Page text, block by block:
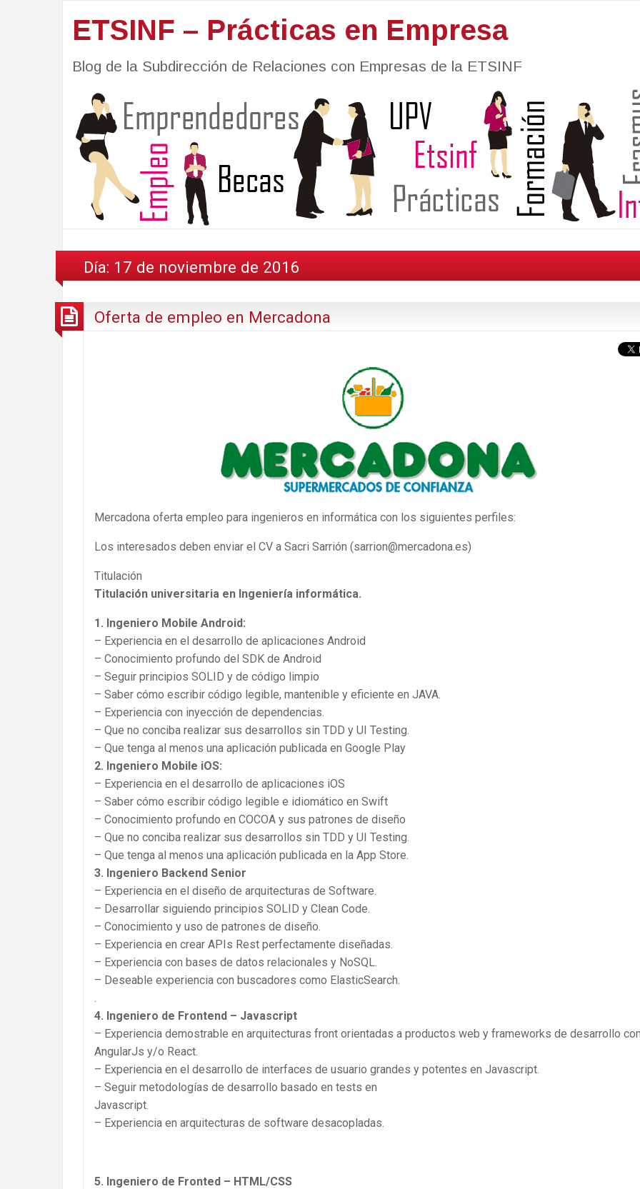
ETSINF – Prácticas en Empresa
Blog de la Subdirección de Relaciones con Empresas de la ETSINF
Día: 17 de noviembre de 2016
Oferta de empleo en Mercadona
Mercadona oferta empleo para ingenieros en informática con los siguientes perfiles:
Los interesados deben enviar el CV a Sacri Sarrión (sarrion@mercadona.es)
Titulación
Titulación universitaria en Ingeniería informática.
1. Ingeniero Mobile Android:
– Experiencia en el desarrollo de aplicaciones Android
– Conocimiento profundo del SDK de Android
– Seguir principios SOLID y de código limpio
– Saber cómo escribir código legible, mantenible y eficiente en JAVA.
– Experiencia con inyección de dependencias.
– Que no conciba realizar sus desarrollos sin TDD y UI Testing.
– Que tenga al menos una aplicación publicada en Google Play
2. Ingeniero Mobile iOS:
– Experiencia en el desarrollo de aplicaciones iOS
– Saber cómo escribir código legible e idiomático en Swift
– Conocimiento profundo en COCOA y sus patrones de diseño
– Que no conciba realizar sus desarrollos sin TDD y UI Testing.
– Que tenga al menos una aplicación publicada en la App Store.
3. Ingeniero Backend Senior
– Experiencia en el diseño de arquitecturas de Software.
– Desarrollar siguiendo principios SOLID y Clean Code.
– Conocimiento y uso de patrones de diseño.
– Experiencia en crear APIs Rest perfectamente diseñadas.
– Experiencia con bases de datos relacionales y NoSQL.
– Deseable experiencia con buscadores como ElasticSearch.
.
4. Ingeniero de Frontend – Javascript
– Experiencia demostrable en arquitecturas front orientadas a productos web y frameworks de desarrollo
AngularJs y/o React.
– Experiencia en el desarrollo de interfaces de usuario grandes y potentes en Javascript.
– Seguir metodologías de desarrollo basado en tests en
Javascript.
– Experiencia en arquitecturas de software desacopladas.
5. Ingeniero de Fronted – HTML/CSS